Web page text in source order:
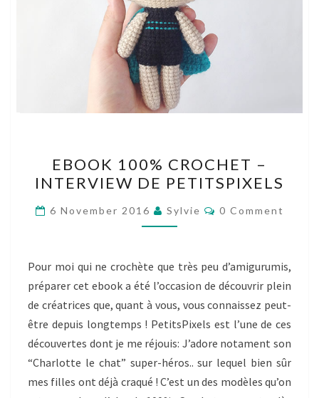
100%
CROCHET
–
INTERVIEW
PETITSPIXELS
EBOOK 100% CROCHET –
INTERVIEW DE PETITSPIXELS
6 November 2016 Sylvie Comments
0 Comment
Pour moi qui ne crochète que très peu d’amigurumis,
préparer cet ebook a été l’occasion de découvrir plein
de créatrices que, quant à vous, vous connaissez peut-
être depuis longtemps ! PetitsPixels est l’une de ces
découvertes dont je me réjouis: J’adore notament son
“Charlotte le chat” super-héros.. sur lequel bien sûr
mes filles ont déjà craqué ! C’est un des modèles qu’on